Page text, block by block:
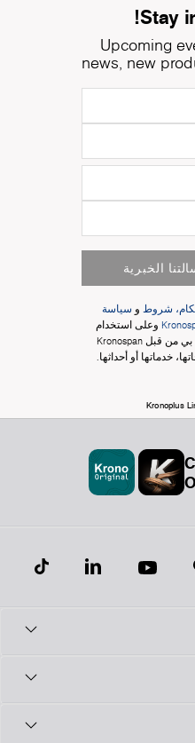
Stay
Upcoming
news, new
الخبرية
شروط و سياسة
وعلى استخدام
معلومات الاتصال الخاصة بي من قبل Kronospan
خدماتها أو أحداثها.